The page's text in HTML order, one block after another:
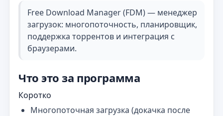
Free Download Manager (FDM) — менеджер
загрузок: многопоточность, планировщик,
поддержка торрентов и интеграция с
браузерами.
Что это за программа
Коротко
Многопоточная загрузка (докачка после